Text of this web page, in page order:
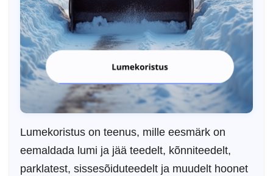
Lumekoristus on teenus, mille eesmärk on
eemaldada lumi ja jää teedelt, kõnniteedelt,
parklatest, sissesõiduteedelt ja muudelt hoonet